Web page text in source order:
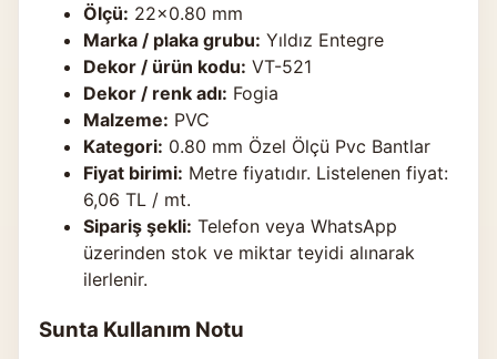
Ölçü: 22×0.80 mm
Marka / plaka grubu: Yıldız Entegre
Dekor / ürün kodu: VT-521
Dekor / renk adı: Fogia
Malzeme: PVC
Kategori: 0.80 mm Özel Ölçü Pvc Bantlar
Fiyat birimi: Metre fiyatıdır. Listelenen fiyat:
6,06 TL / mt.
Sipariş şekli: Telefon veya WhatsApp
üzerinden stok ve miktar teyidi alınarak
ilerlenir.
Sunta Kullanım Notu